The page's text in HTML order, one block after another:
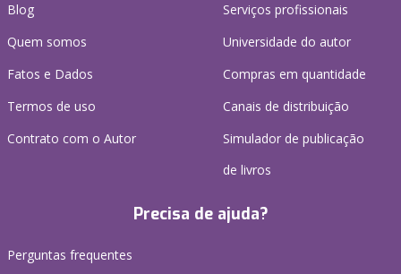
Blog
Quem somos
Fatos e Dados
Termos de uso
Contrato com o Autor
Serviços profissionais
Universidade do autor
Compras em quantidade
Canais de distribuição
Simulador de publicação
de livros
Precisa de ajuda?
Perguntas frequentes